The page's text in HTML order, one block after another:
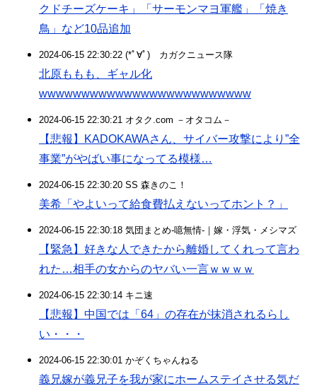
クドチーズケーキ」「サーモンマヨ軍艦」「焼き
鳥」など10品追加
2024-06-15 22:30:22 (*ﾟ∀ﾟ)ゞカガクニュース隊
北原ももも、ギャル化
wwwwwwwwwwwwwwwwwwwwwwwww
2024-06-15 22:30:21 オタク.com －オタコム－
【悲報】KADOKAWAさん、サイバー攻撃により”全
事業”がやばい事になってる模様…
2024-06-15 22:30:20 SS 森きのこ！
美希「やよいって給食費払えないってホント？」
2024-06-15 22:30:18 気団まとめ-噫無情-｜嫁・浮気・メシマズ
【緊急】好きな人できたから離婚してくれって言わ
れた…相手の女からのヤバい一言ｗｗｗｗ
2024-06-15 22:30:14 キニ速
【悲報】中国では「64」の存在が抹消されるらし
い・・・
2024-06-15 22:30:01 かぞくちゃんねる
義兄嫁が義兄子を我が家にホームステイさせる気だ